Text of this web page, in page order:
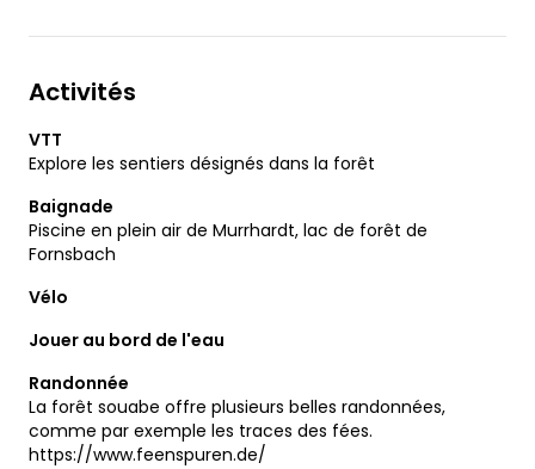
Activités
VTT
Explore les sentiers désignés dans la forêt
Baignade
Piscine en plein air de Murrhardt, lac de forêt de
Fornsbach
Vélo
Jouer au bord de l'eau
Randonnée
La forêt souabe offre plusieurs belles randonnées,
comme par exemple les traces des fées.
https://www.feenspuren.de/